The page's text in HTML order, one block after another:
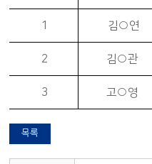
1 김○연
2 김○관
3 고○영
목록